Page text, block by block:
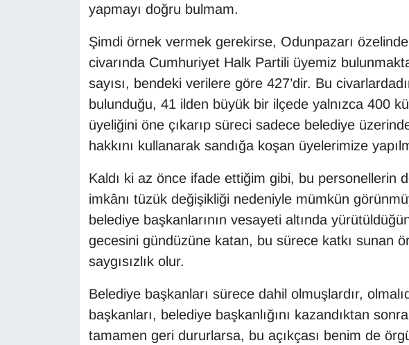
yapmayı doğru bulmam.
Şimdi örnek vermek gerekirse, Odunpazarı
civarında Cumhuriyet Halk Partili üyemiz
sayısı, bendeki verilere göre 427’dir. Bu
bulunduğu, 41 ilden büyük bir ilçede yalnızca 400
üyeliğini öne çıkarıp süreci sadece belediye
hakkını kullanarak sandığa koşan üyelerimize
Kaldı ki az önce ifade ettiğim gibi, bu personellerin
imkânı tüzük değişikliği nedeniyle mümkün
belediye başkanlarının vesayeti altında
gecesini gündüzüne katan, bu sürece katkı sunan
saygısızlık olur.
Belediye başkanları sürece dahil olmuşlardır,
başkanları, belediye başkanlığını kazandıktan
tamamen geri dururlarsa, bu açıkçası benim de